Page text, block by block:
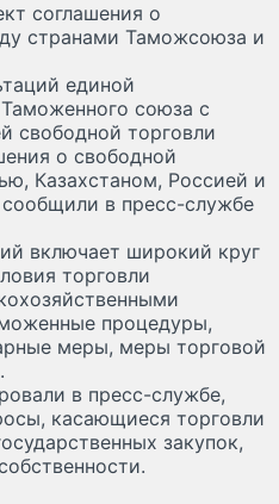
соглашения о
странами Таможсоюза и
единой
союза с
свободной торговли
о свободной
Казахстаном, Россией и
в пресс-службе
включает широкий круг
торговли
процедуры,
меры, меры торговой
в пресс-службе,
касающиеся торговли
закупок,